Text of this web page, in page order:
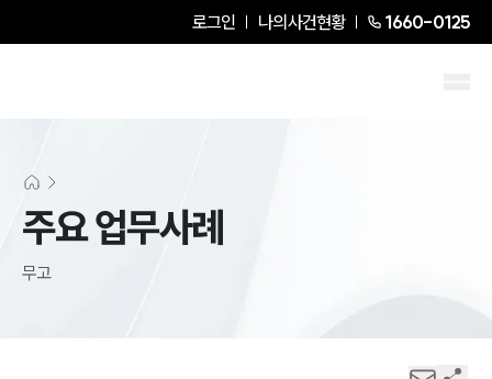
로그인 나의사건현황 1660-0125
주요 업무사례
무고